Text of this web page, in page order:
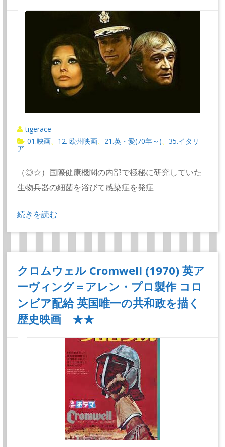
tigerace
01.映画
12. 欧州映画 21.英・愛(70年～) 、35.イタリ
ア
（◎☆）国際健康機関の内部で極秘に研究していた
生物兵器の細菌を浴びて感染症を発症
続きを読む
クロムウェル Cromwell (1970) 英ア
ーヴィング＝アレン・プロ製作 コロ
ンビア配給 英国唯一の共和政を描く
歴史映画 ★★